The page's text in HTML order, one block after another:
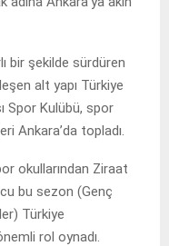
bir şekilde sürdüren
alt yapı Türkiye
Spor Kulübü, spor
Ankara’da topladı.
okullarından Ziraat
bu sezon (Genç
Türkiye
rol oynadı.